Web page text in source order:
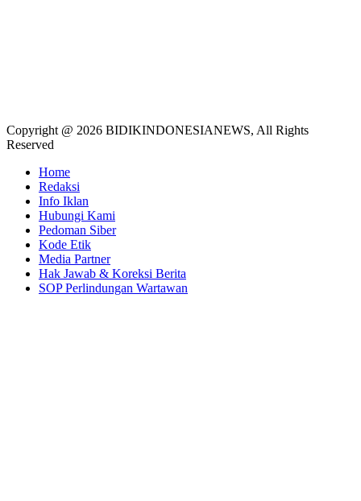
Copyright @ 2026 BIDIKINDONESIANEWS, All Rights
Reserved
Home
Redaksi
Info Iklan
Hubungi Kami
Pedoman Siber
Kode Etik
Media Partner
Hak Jawab & Koreksi Berita
SOP Perlindungan Wartawan